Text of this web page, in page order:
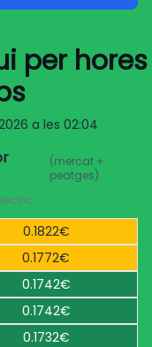
per hores
a les 02:04
(mercat +
peatges)
0.1822€
0.1772€
0.1742€
0.1742€
0.1732€